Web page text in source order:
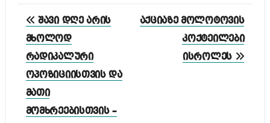
პოსტის
ნავიგაცია
შავი დღე არის
მხოლოდ
რადიკალური
ოპოზიციისთვის და
მათი
მომხრეებისთვის –
აქციაზე მოლოტოვის
კოქტეილები
ისროლეს